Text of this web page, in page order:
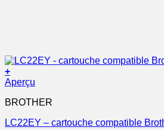
+
Aperçu
BROTHER
LC22EY – cartouche compatible